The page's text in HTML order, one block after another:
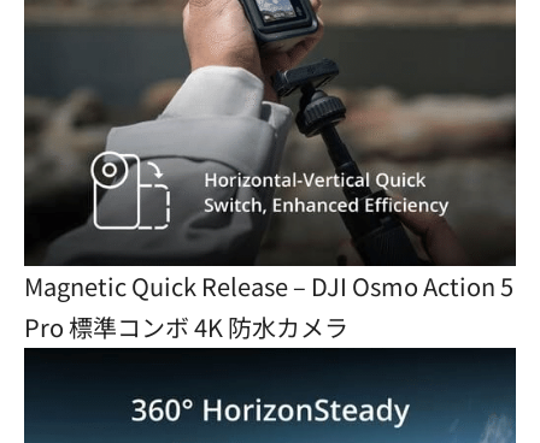
Magnetic Quick Release – DJI Osmo Action 5
Pro 標準コンボ 4K 防水カメラ